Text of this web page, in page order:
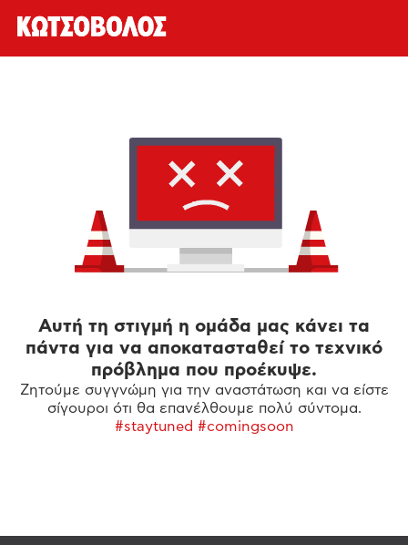
Αυτή τη στιγμή η ομάδα μας κάνει τα
πάντα για να αποκατασταθεί το τεχνικό
πρόβλημα που προέκυψε.
Ζητούμε συγγνώμη για την αναστάτωση και να είστε
σίγουροι ότι θα επανέλθουμε πολύ σύντομα.
#staytuned #comingsoon